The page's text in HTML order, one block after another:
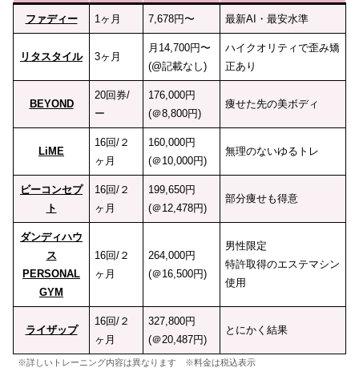
ファディー 1ヶ月 7,678円〜 最新AI・最安水準
リタスタイル 3ヶ月
月14,700円〜
(@記載なし)
ハイクオリティで歪み矯
正あり
BEYOND
20回券/
ー
176,000円
(＠8,800円)
痩せた先の美ボディ
LiME
16回/２
ヶ月
160,000円
(＠10,000円)
無理のないゆるトレ
ビーコンセプ
ト
16回/２
ヶ月
199,650円
(＠12,478円)
部分痩せも得意
ダンディハウ
ス
PERSONAL
GYM
16回/２
ヶ月
264,000円
(＠16,500円)
男性限定
特許取得のエステマシン
使用
ライザップ
16回/２
ヶ月
327,800円
(＠20,487円)
とにかく結果
※詳しいトレーニング内容は異なります ※料金は税込表示